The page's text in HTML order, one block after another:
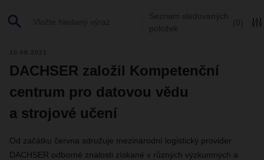
Seznam sledovaných
položek
(0)
10.08.2021
DACHSER založil Kompetenční
centrum pro datovou vědu
a strojové učení
Od začátku června sdružuje mezinárodní logistický provider
DACHSER odborné znalosti získané v různých výzkumných a